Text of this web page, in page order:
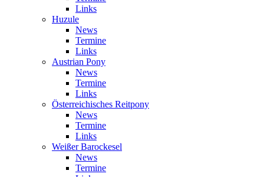
Links
Huzule
News
Termine
Links
Austrian Pony
News
Termine
Links
Österreichisches Reitpony
News
Termine
Links
Weißer Barockesel
News
Termine